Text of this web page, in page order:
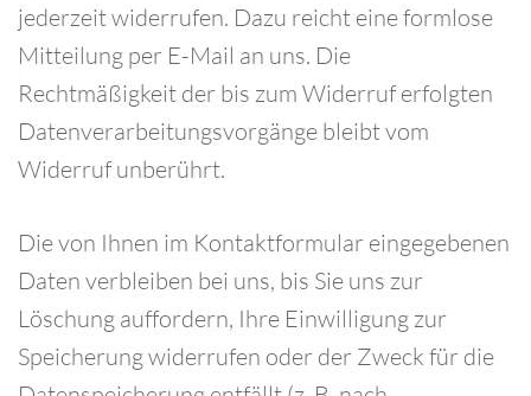
jederzeit widerrufen. Dazu reicht eine formlose
Mitteilung per E-Mail an uns. Die
Rechtmäßigkeit der bis zum Widerruf erfolgten
Datenverarbeitungsvorgänge bleibt vom
Widerruf unberührt.
Die von Ihnen im Kontaktformular eingegebenen
Daten verbleiben bei uns, bis Sie uns zur
Löschung auffordern, Ihre Einwilligung zur
Speicherung widerrufen oder der Zweck für die